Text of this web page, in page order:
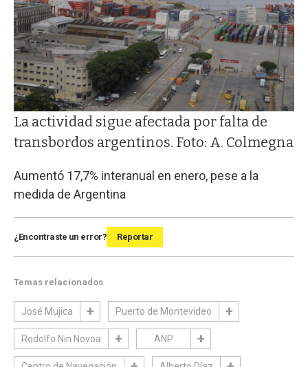
La actividad sigue afectada por falta de
transbordos argentinos. Foto: A. Colmegna
Aumentó 17,7% interanual en enero, pese a la
medida de Argentina
¿Encontraste un error? Reportar
Temas relacionados
José Mujica Puerto de Montevideo
Rodolfo Nin Novoa ANP